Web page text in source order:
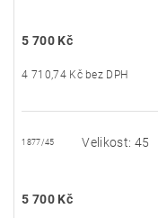
5 700 Kč
4 710,74 Kč bez DPH
1877/45 Velikost: 45
5 700 Kč